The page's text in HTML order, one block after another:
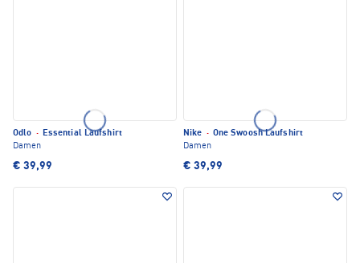
Odlo · Essential Laufshirt
Damen
€ 39,99
Nike · One Swoosh Laufshirt
Damen
€ 39,99